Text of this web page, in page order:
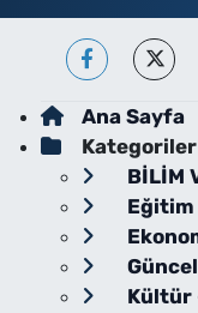
Ana Sayfa
Kategoriler
BİLİM
Eğitim
Güncel
Kültür